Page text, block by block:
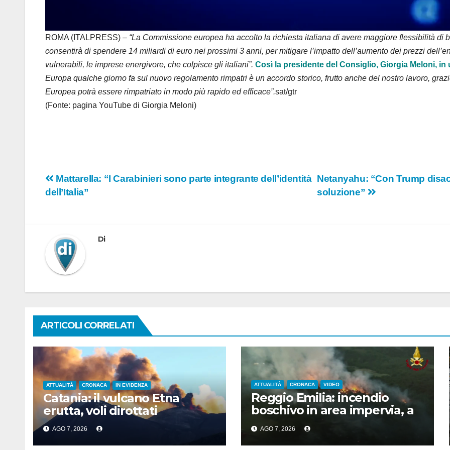
e
o
ROMA (ITALPRESS) – “La Commissione europea ha accolto la richiesta italiana di avere maggiore flessibilità di
consentirà di spendere 14 miliardi di euro nei prossimi 3 anni, per mitigare l’impatto dell’aumento dei prezzi
vulnerabili, le imprese energivore, che colpisce gli italiani”. Così la presidente del Consiglio, Giorgia Meloni,
Europa qualche giorno fa sul nuovo regolamento rimpatri è un accordo storico, frutto anche del nostro lavoro,
Europea potrà essere rimpatriato in modo più rapido ed efficace”.sat/gtr
(Fonte: pagina YouTube di Giorgia Meloni)
Navigazione
Netanyahu: “Con Trump
soluzione”
Mattarella: “I Carabinieri sono parte integrante dell’identità
dell’Italia”
Di
ARTICOLI CORRELATI
ATTUALITÀ CRONACA IN EVIDENZA
Catania: il vulcano Etna
erutta, voli dirottati
AGO 7, 2026
ATTUALITÀ CRONACA VIDEO
Reggio Emilia: incendio
boschivo in area impervia, a
Canossa
AGO 7, 2026